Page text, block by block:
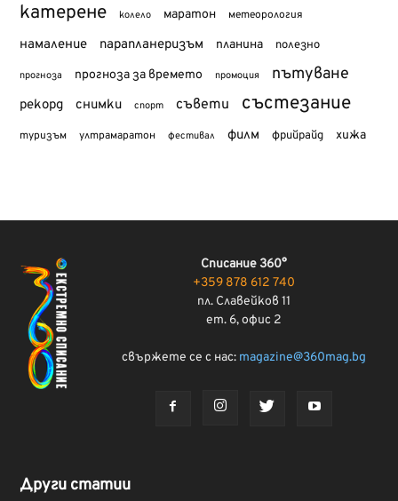
катерене колело маратон метеорология
намаление парапланеризъм планина полезно
прогноза прогноза за времето промоция пътуване
рекорд снимки спорт съвети състезание
туризъм ултрамаратон фестивал филм фрийрайд хижа
Списание 360°
+359 878 612 740
пл. Славейков 11
ет. 6, офис 2
свържете се с нас: magazine@360mag.bg
Други статии